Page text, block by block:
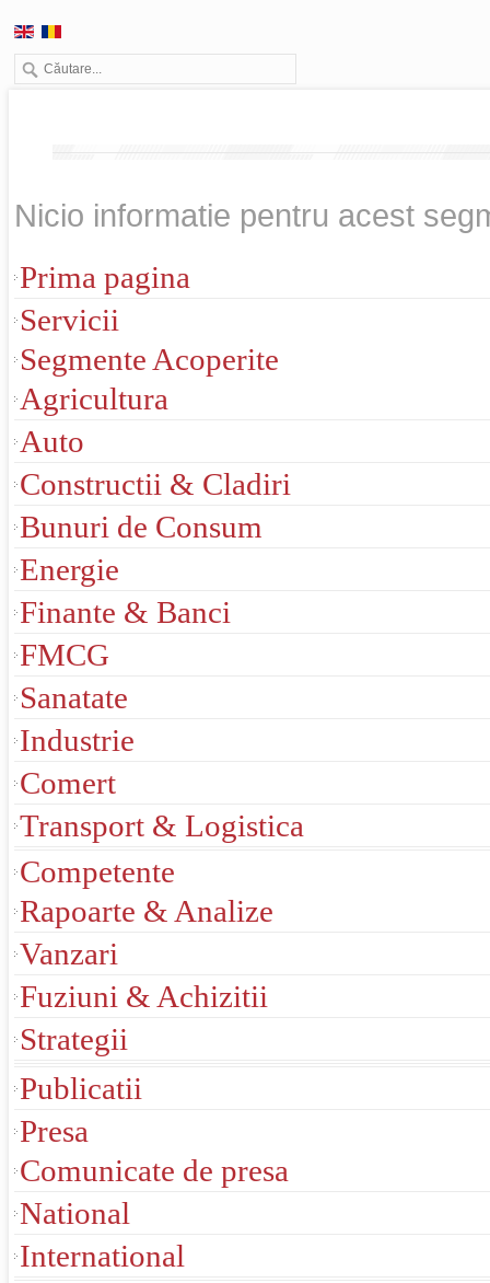
Nicio informatie pentru acest
Prima pagina
Servicii
Segmente Acoperite
Agricultura
Auto
Constructii & Cladiri
Bunuri de Consum
Energie
Finante & Banci
FMCG
Sanatate
Industrie
Comert
Transport & Logistica
Competente
Rapoarte & Analize
Vanzari
Fuziuni & Achizitii
Strategii
Publicatii
Presa
Comunicate de presa
National
International